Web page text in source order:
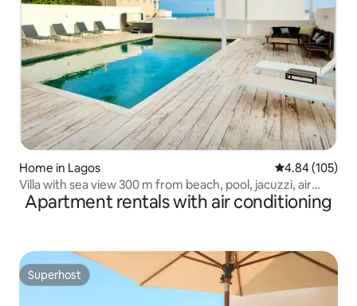
Home in Lagos 4.84 out of 5
4.84 (105)
Villa with sea view 300 m from beach, pool, jacuzzi, air
cond'
Apartment rentals with air conditioning
Superhost
Superhost